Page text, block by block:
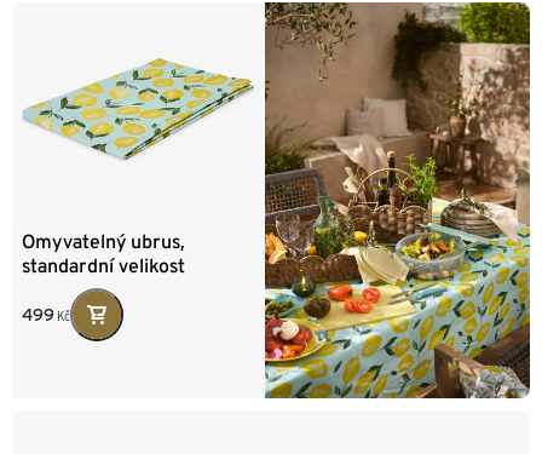
Omyvatelný ubrus,
standardní velikost
499 Kč